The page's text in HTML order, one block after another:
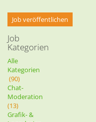
Job veröffentlichen
Job
Kategorien
Alle
Kategorien
(90)
Chat-
Moderation
(13)
Grafik- &